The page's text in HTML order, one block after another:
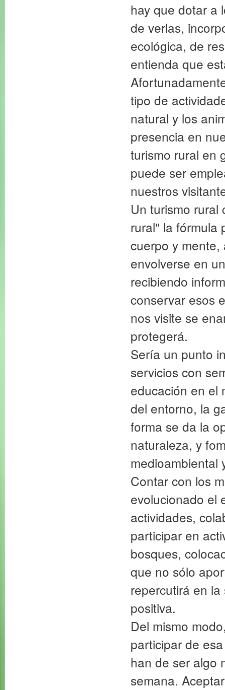
hay que dotar a
de verlas,
ecológica, de
entienda que
tipo de
natural y los
presencia en
turismo rural en
puede ser
nuestros
Un turismo rural
rural" la fórmula
cuerpo y
envolverse en
recibiendo
conservar esos
nos visite se
protegerá.
Sería un punto
servicios con
educación en el
del entorno, la
forma se da la
naturaleza, y
medioambiental
Contar con los
evolucionado el
actividades,
participar en
bosques,
que no sólo
repercutirá en
positiva.
Del mismo
participar de
han de ser algo
semana.